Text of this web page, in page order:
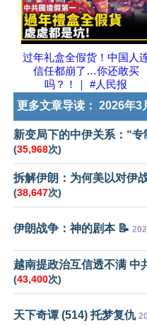
过年礼盒全假货！中国人
信任都崩了…你还敢买
吗？！｜ #人民报
更多文章导读： 2026年3
新变局下的中伊关系：“
(35,968次)
拆解伊朗：为何美以对伊
(38,647次)
伊朗战争：神的剧本 📝
越南提政治互信透不满 中
(43,400次)
天下奇谭 (514) 托梦复仇